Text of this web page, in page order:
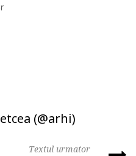
(@arhi)
Textul urmator